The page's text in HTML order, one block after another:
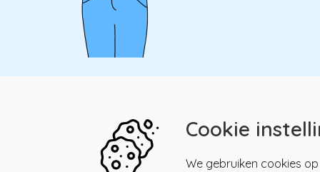
Cookie
We gebruiken cookies
Kwaliteitsregister Paramedici